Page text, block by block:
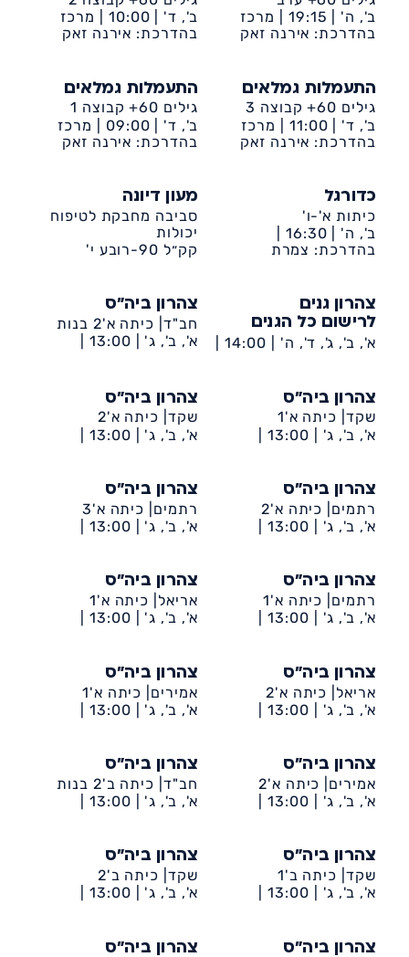
ב', ה' | 19:15 |
מרכז
קהילתי דיונה
בהדרכת: אירנה זאק
ב', ד' | 10:00 |
מרכז
קהילתי דיונה
בהדרכת: אירנה זאק
התעמלות גמלאים
גילים 60+ קבוצה 3
ב', ד' | 11:00 |
מרכז
קהילתי דיונה
בהדרכת: אירנה זאק
התעמלות גמלאים
גילים 60+ קבוצה 1
ב', ד' | 09:00 |
מרכז
קהילתי דיונה
בהדרכת: אירנה זאק
כדורגל
כיתות א'-ו'
ב', ה' | 16:30 |
דיונה-ביה״ס אמירים
בהדרכת: צמרת
מעון דיונה
סביבה מחבקת לטיפוח
יכולות
קק״ל 90-רובע י'
צהרון גנים
לרישום כל הגנים
א', ב', ג', ד', ה' | 14:00 |
צהרון ביה״ס
חב"ד| כיתה א'2 בנות
א', ב', ג' | 13:00 |
צהרון ביה״ס
שקד| כיתה א'1
א', ב', ג' | 13:00 |
צהרון ביה״ס
שקד| כיתה א'2
א', ב', ג' | 13:00 |
צהרון ביה״ס
רתמים| כיתה א'2
א', ב', ג' | 13:00 |
צהרון ביה״ס
רתמים| כיתה א'3
א', ב', ג' | 13:00 |
צהרון ביה״ס
רתמים| כיתה א'1
א', ב', ג' | 13:00 |
צהרון ביה״ס
אריאל| כיתה א'1
א', ב', ג' | 13:00 |
צהרון ביה״ס
אריאל| כיתה א'2
א', ב', ג' | 13:00 |
צהרון ביה״ס
אמירים| כיתה א'1
א', ב', ג' | 13:00 |
צהרון ביה״ס
אמירים| כיתה א'2
א', ב', ג' | 13:00 |
צהרון ביה״ס
חב"ד| כיתה ב'2 בנות
א', ב', ג' | 13:00 |
צהרון ביה״ס
שקד| כיתה ב'1
א', ב', ג' | 13:00 |
צהרון ביה״ס
שקד| כיתה ב'2
א', ב', ג' | 13:00 |
צהרון ביה״ס צהרון ביה״ס